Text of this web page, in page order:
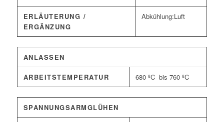
ERLÄUTERUNG /
ERGÄNZUNG
Abkühlung:Luft
ANLASSEN
ARBEITSTEMPERATUR 680 ºC bis 760 ºC
SPANNUNGSARMGLÜHEN